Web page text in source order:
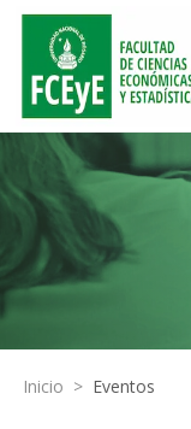
Inicio > Eventos